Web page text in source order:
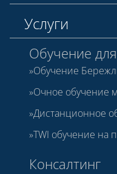
Услуги
Обучение
Обучение
Очное обучение
Дистанционное
TWI обучение на
Консалтинг